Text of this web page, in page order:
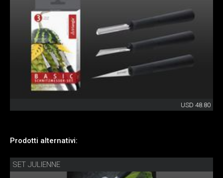
USD 48.80
Prodotti alternativi:
SET JULIENNE